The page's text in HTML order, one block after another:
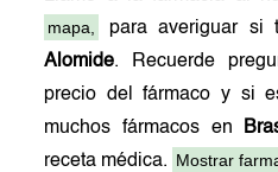
mapa,
para averiguar si
Alomide. Recuerde
precio del fármaco y si
muchos fármacos en
receta médica. Mostrar